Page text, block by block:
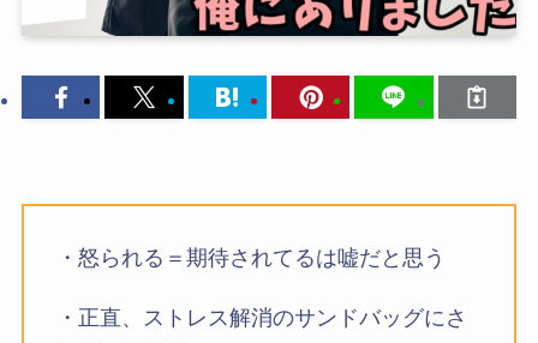
・怒られる＝期待されてるは嘘だと思う
・正直、ストレス解消のサンドバッグにさ